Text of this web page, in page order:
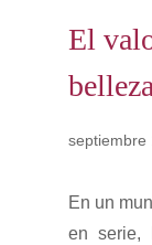
El
septiembre
En un
en serie,